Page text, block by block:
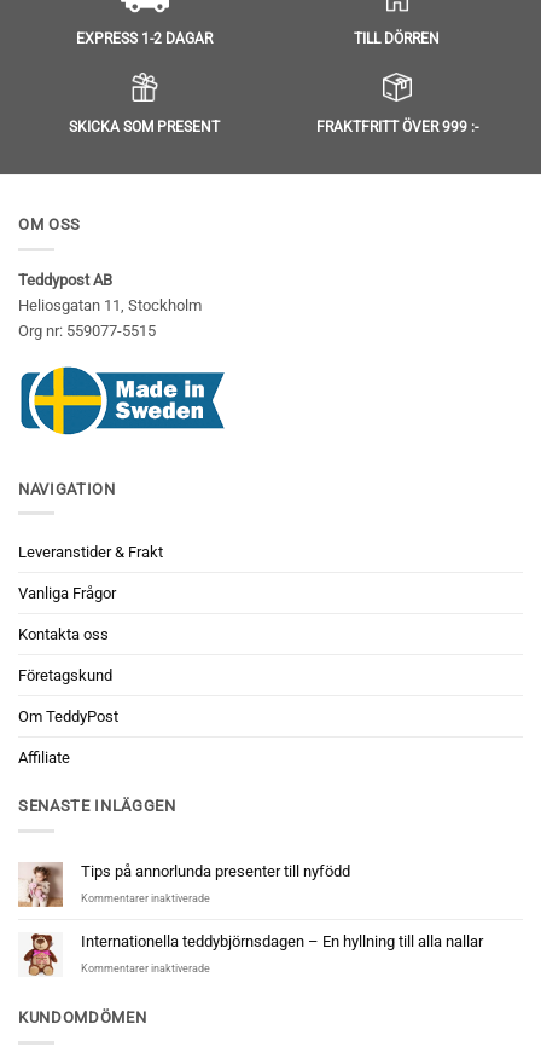
EXPRESS 1-2 DAGAR TILL DÖRREN
SKICKA SOM PRESENT FRAKTFRITT ÖVER 999 :-
OM OSS
Teddypost AB
Heliosgatan 11, Stockholm
Org nr: 559077-5515
NAVIGATION
Leveranstider & Frakt
Vanliga Frågor
Kontakta oss
Företagskund
Om TeddyPost
Affiliate
SENASTE INLÄGGEN
Tips på annorlunda presenter till nyfödd
Kommentarer inaktiveradeför
på
annorlunda
presenter
Internationella teddybjörnsdagen – En hyllning till alla nallar
Kommentarer inaktiveradeför
KUNDOMDÖMEN